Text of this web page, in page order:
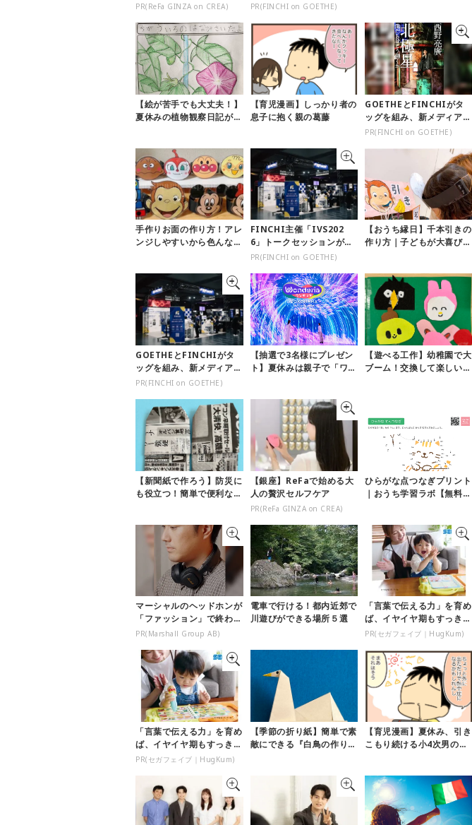
ア
PR(ReFa GINZA on CREA)
方とは
PR(FINCHI on GOETHE)
【絵が苦手でも大丈夫！】
夏休みの植物観察日記が上
【育児漫画】しっかり者の
息子に抱く親の葛藤
GOETHEとFINCHIがタ
ッグを組み、新メディアを
創設
PR(FINCHI on GOETHE)
手作りお面の作り方！アレ
ンジしやすいから色んなイ
FINCHI主催「IVS202
6」トークセッションが話
題に！
PR(FINCHI on GOETHE)
【おうち縁日】千本引きの
作り方｜子どもが大喜びす
GOETHEとFINCHIがタ
ッグを組み、新メディアを
創設
PR(FINCHI on GOETHE)
【抽選で3名様にプレゼン
ト】夏休みは親子で「ワン
【遊べる工作】幼稚園で大
ブーム！交換して楽しい
【新聞紙で作ろう】防災に
も役立つ！簡単で便利な
【銀座】ReFaで始める大
人の贅沢セルフケア
PR(ReFa GINZA on CREA)
ひらがな点つなぎプリント
｜おうち学習ラボ【無料ダ
マーシャルのヘッドホンが
「ファッション」で終わら
ない理由
PR(Marshall Group AB)
電車で行ける！都内近郊で
川遊びができる場所５選
「言葉で伝える力」を育め
ば、イヤイヤ期もすっき
り！ 「アンパンマン こ
PR(セガフェイブ｜HugKum)
「言葉で伝える力」を育め
ば、イヤイヤ期もすっき
り！ 「アンパンマン こ
PR(セガフェイブ｜HugKum)
【季節の折り紙】簡単で素
敵にできる『白鳥の作り
【育児漫画】夏休み、引き
こもり続ける小4次男の意